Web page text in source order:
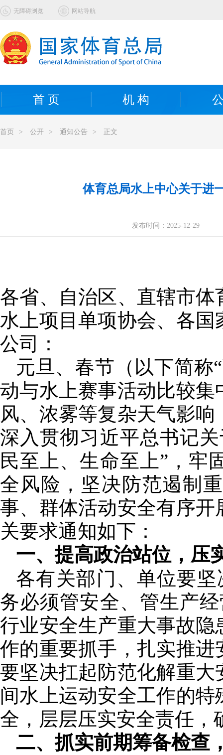
无障碍浏览 网站导航
首 页 机 构
首页 > 公开 > 通知公告 > 正文
体育总局水上中心关于进
发布时间： 2025-12-29
各省、自治区、直辖市
水上项目单项协会、各
公司：
元旦、春节（以下简称
动与水上赛事活动比较
风、浓雾等复杂天气影
深入贯彻习近平总书记
民至上、生命至上”，牢
全风险，坚决防范遏制
事、群体活动安全有序
关要求通知如下：
一、提高政治站位，压
各有关部门、单位要
务必须管安全、管生产
行业安全生产重大事故
作的重要抓手，扎实推
要坚决扛起防范化解重
间水上运动安全工作的
全，层层压实安全责任，
二、抓实前期筹备检查